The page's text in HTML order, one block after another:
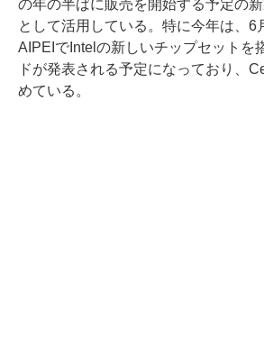
の年の半ばに販売を開始する予定の
として活用している。特に今年は、6
AIPEIでIntelの新しいチップセットを
ドが発表される予定になっており、
めている。